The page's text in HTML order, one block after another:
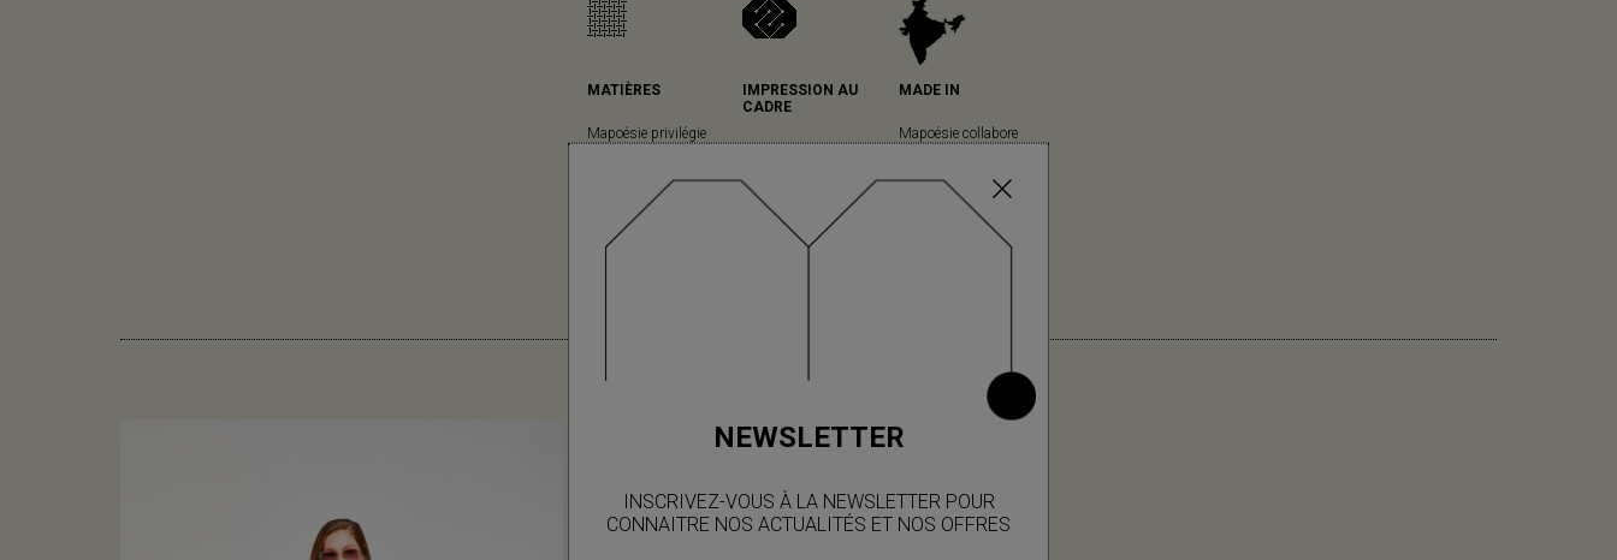
NEWSLETTER
INSCRIVEZ-VOUS À LA NEWSLETTER POUR
CONNAITRE NOS ACTUALITÉS ET NOS OFFRES
MATIÈRES
Mapoésie privilégie
naturelles dans
l’ensemble de ses
collections... (en
savoir plus)
IMPRESSION AU
CADRE
Mapoésie a fait le
ancestrale pour sa
grande qualité
d’impression et son
MADE IN
Mapoésie collabore
locaux indiens, dans
lesquels nous avons
le plaisir d’aller